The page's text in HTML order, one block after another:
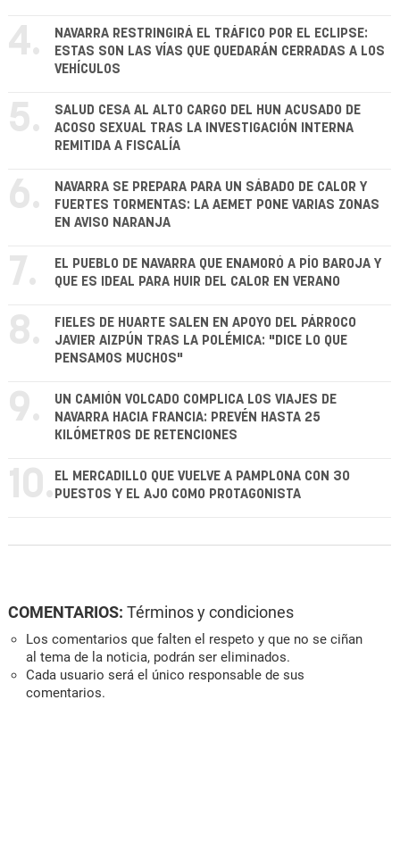
4.
NAVARRA RESTRINGIRÁ EL TRÁFICO POR EL ECLIPSE:
ESTAS SON LAS VÍAS QUE QUEDARÁN CERRADAS A LOS
VEHÍCULOS
5.
SALUD CESA AL ALTO CARGO DEL HUN ACUSADO DE
ACOSO SEXUAL TRAS LA INVESTIGACIÓN INTERNA
REMITIDA A FISCALÍA
6.
NAVARRA SE PREPARA PARA UN SÁBADO DE CALOR Y
FUERTES TORMENTAS: LA AEMET PONE VARIAS ZONAS
EN AVISO NARANJA
7.
EL PUEBLO DE NAVARRA QUE ENAMORÓ A PÍO BAROJA Y
QUE ES IDEAL PARA HUIR DEL CALOR EN VERANO
8.
FIELES DE HUARTE SALEN EN APOYO DEL PÁRROCO
JAVIER AIZPÚN TRAS LA POLÉMICA: "DICE LO QUE
PENSAMOS MUCHOS"
9.
UN CAMIÓN VOLCADO COMPLICA LOS VIAJES DE
NAVARRA HACIA FRANCIA: PREVÉN HASTA 25
KILÓMETROS DE RETENCIONES
10. EL MERCADILLO QUE VUELVE A PAMPLONA CON 30
PUESTOS Y EL AJO COMO PROTAGONISTA
COMENTARIOS: Términos y condiciones
Los comentarios que falten el respeto y que no se ciñan
al tema de la noticia, podrán ser eliminados.
Cada usuario será el único responsable de sus
comentarios.